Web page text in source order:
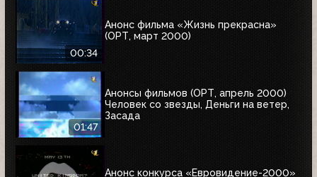
00:34
Анонс фильма «Жизнь прекрасна»
(ОРТ, март 2000)
01:47
Анонсы фильмов (ОРТ, апрель 2000)
Человек со звезды, Деньги на ветер,
Засада
Анонс конкурса «Евровидение-2000»